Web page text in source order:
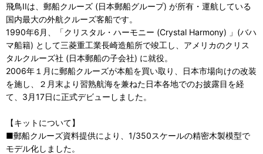
飛鳥IIは、郵船クルーズ (日本郵船グループ) が所有・運航している
国内最大の外航クルーズ客船です。
1990年6月、「クリスタル・ハーモニー (Crystal Harmony) 」(バハ
マ船籍) として三菱重工業長崎造船所で竣工し、アメリカのクリス
タルクルーズ社 (日本郵船の子会社) に就役。
2006年１月に郵船クルーズが本船を買い取り、日本市場向けの改装
を施し、２月末より習熟航海を兼ねた日本各地でのお披露目を経
て、3月17日に正式デビューしました。
【キットについて】
■郵船クルーズ資料提供により、1/350スケールの精密木製模型で
モデル化しました。